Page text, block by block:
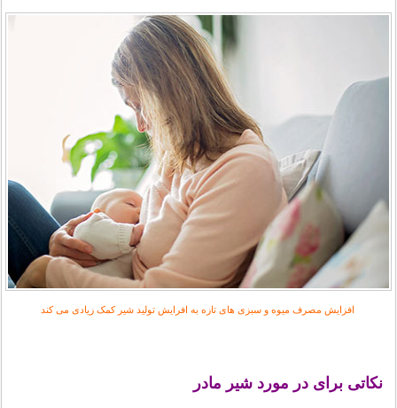
افزایش مصرف میوه و سبزی های تازه به افرایش تولید شیر کمک زیادی می کند
نکاتی برای در مورد شیر مادر